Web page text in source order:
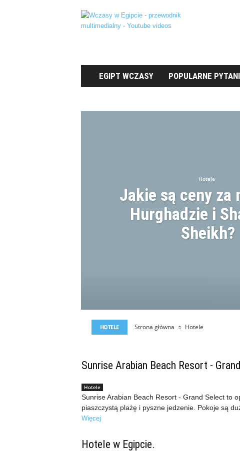
E
g
i
EGIPT WCZASY POPULARNE
POPULARNE PYTANIA
PORADY RELIGIA
Hotele
Jakie są ceny za
Hurghadzie i
Sheikh?
HOTELE Strona główna Hotele
Sunrise Arabian Beach Resort -
Hotele
Sunrise Arabian Beach Resort - Grand Select to
piaszczystą plażę i pyszne jedzenie. Pokoje są
Więcej
Hotele w Egipcie.